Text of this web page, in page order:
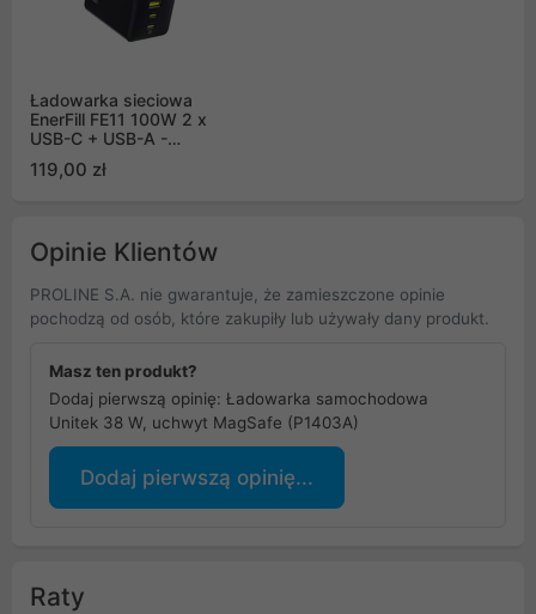
Ładowarka sieciowa
EnerFill FE11 100W 2 x
USB-C + USB-A -
czarna
119,00 zł
Opinie Klientów
PROLINE S.A. nie gwarantuje, że zamieszczone opinie
pochodzą od osób, które zakupiły lub używały dany produkt.
Masz ten produkt?
Dodaj pierwszą opinię: Ładowarka samochodowa
Unitek 38 W, uchwyt MagSafe (P1403A)
Dodaj pierwszą opinię...
Raty